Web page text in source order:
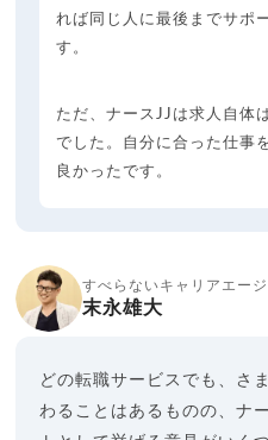
れば同じ人に最後までサポ
す。
ただ、ナースJJは求人自体
でした。自分に合った仕事
良かったです。
すべらないキャリアエー
末永雄大
どの転職サービスでも、さ
わることはあるものの、ナ